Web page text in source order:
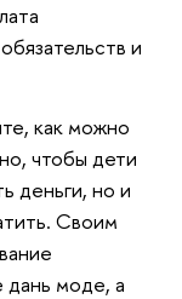
и
как можно
чтобы дети
деньги, но и
Своим
моде, а